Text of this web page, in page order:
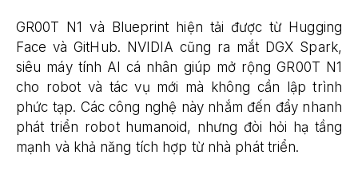
GR00T N1 và Blueprint hiện tải được từ Hugging
Face và GitHub. NVIDIA cũng ra mắt DGX Spark,
siêu máy tính AI cá nhân giúp mở rộng GR00T N1
cho robot và tác vụ mới mà không cần lập trình
phức tạp. Các công nghệ này nhắm đến đẩy nhanh
phát triển robot humanoid, nhưng đòi hỏi hạ tầng
mạnh và khả năng tích hợp từ nhà phát triển.